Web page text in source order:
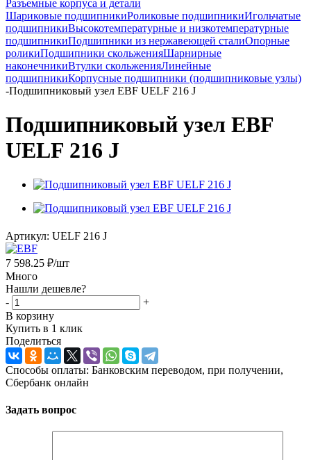
Разъемные корпуса и детали
Шариковые подшипникиРоликовые подшипникиИгольчатые
подшипникиВысокотемпературные и низкотемпературные
подшипникиПодшипники из нержавеющей сталиОпорные
роликиПодшипники скольженияШарнирные
наконечникиВтулки скольженияЛинейные
подшипникиКорпусные подшипники (подшипниковые узлы)
-Подшипниковый узел EBF UELF 216 J
Подшипниковый узел EBF
UELF 216 J
Артикул: UELF 216 J
7 598.25 ₽/шт
Много
Нашли дешевле?
-
+
В корзину
Купить в 1 клик
Поделиться
Способы оплаты: Банковским переводом, при получении,
Сбербанк онлайн
Задать вопрос